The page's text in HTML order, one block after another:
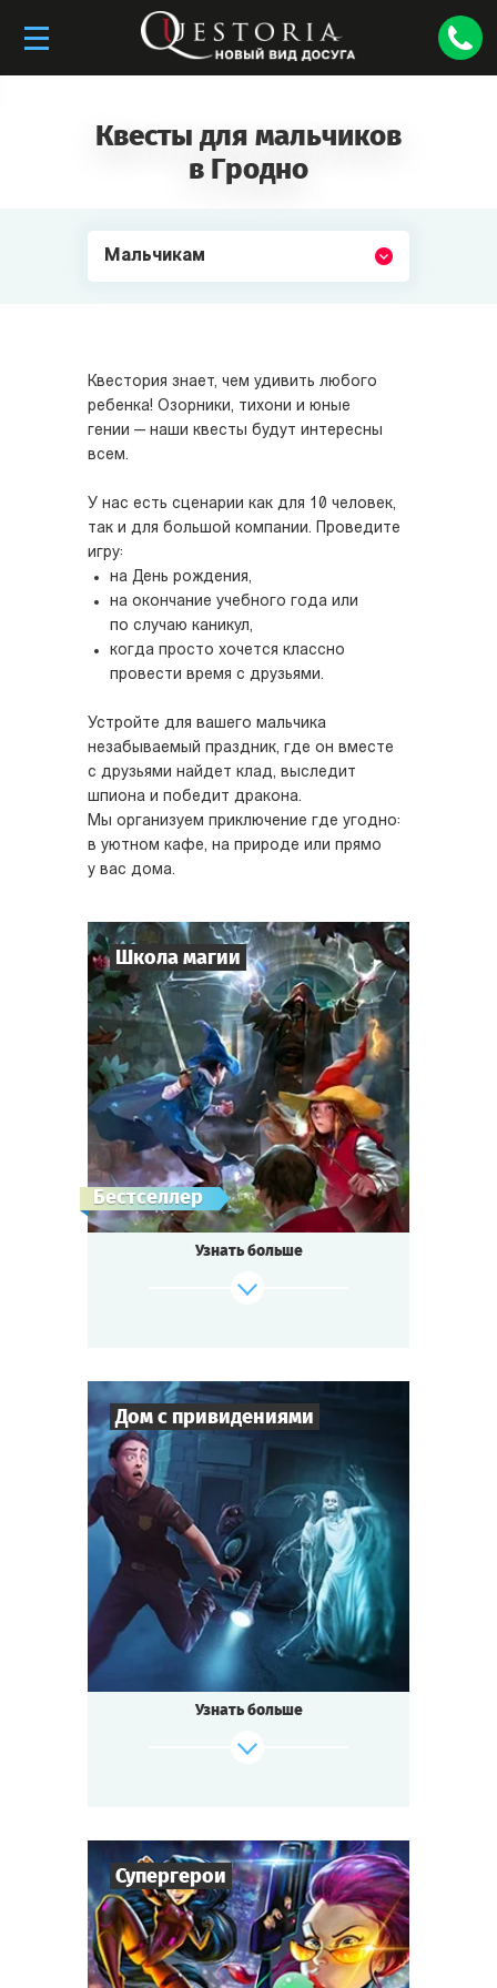
Квесты для мальчиков
в Гродно
Мальчикам
Квестория знает, чем удивить любого
ребенка! Озорники, тихони и юные
гении — наши квесты будут интересны
всем.
У нас есть сценарии как для 10 человек,
так и для большой компании. Проведите
игру:
на День рождения,
на окончание учебного года или
по случаю каникул,
когда просто хочется классно
провести время с друзьями.
Устройте для вашего мальчика
незабываемый праздник, где он вместе
с друзьями найдет клад, выследит
шпиона и победит дракона.
Мы организуем приключение где угодно:
в уютном кафе, на природе или прямо
у вас дома.
Школа магии
Бестселлер
Игроков 6 -19
Время игры 1-2 ч.
Тематика Фэнтези
Тип квеста Квестория
Cыграть
Узнать больше
Дом с привидениями
Игроков 4-
Время игры 1-2
Тематика Детектив
Тип квеста Мини-квестория
Старый Дом на окраине — плохое место.
Рассказывают, что в нём водятся
и спрятан проклятый клад.
Повозка.
Правда ли, что привидения охраняют
клад?
Сможете ли вы разгадать тайну Старого
Дома?
Узнать больше
Супергерои
Игроков 6-36